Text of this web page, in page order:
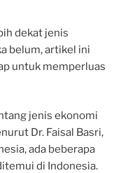
dekat jenis
belum, artikel ini
untuk memperluas
jenis ekonomi
Dr. Faisal Basri,
ada beberapa
di Indonesia.